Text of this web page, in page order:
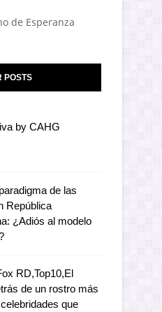
de Esperanza
POSTS
by CAHG
de las
República
¿Adiós al modelo
RD,Top10,El
de un rostro más
que